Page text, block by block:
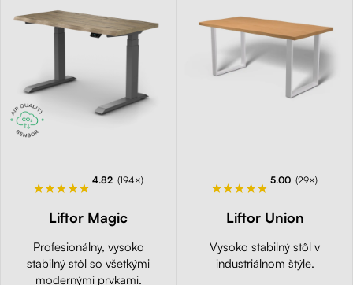
4.82 (194×)
Liftor Magic
Profesionálny, vysoko
stabilný stôl so všetkými
modernými prvkami.
5.00 (29×)
Liftor Union
Vysoko stabilný stôl v
industriálnom štýle.